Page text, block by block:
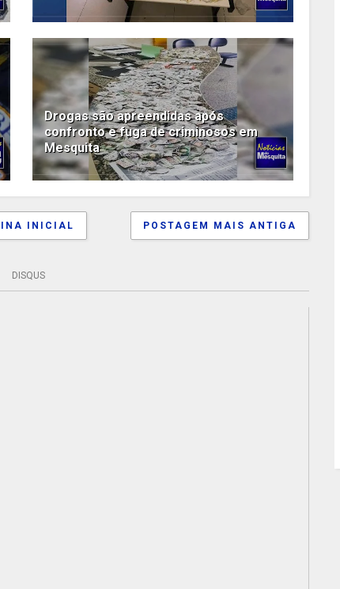
Drogas são apreendidas após
confronto e fuga de criminosos em
Mesquita
POSTAGEM MAIS ANTIGA
INICIAL
DISQUS